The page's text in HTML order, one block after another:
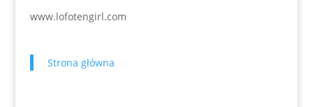
www.lofotengirl.com
Strona główna